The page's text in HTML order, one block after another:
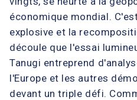
économique mondial.
explosive et la
découle que l'essai
Tanugi entreprend
l'Europe et les autres
devant un triple défi.